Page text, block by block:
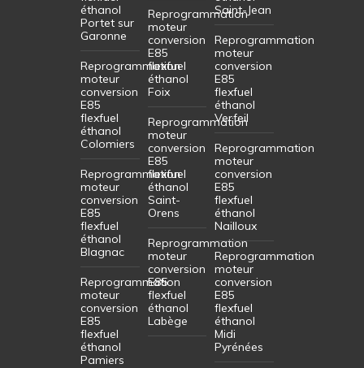
éthanol
Portet sur
Garonne
Reprogrammation
moteur
conversion
E85
flexfuel
éthanol
Colomiers
Reprogrammation
moteur
conversion
E85
flexfuel
éthanol
Blagnac
Reprogrammation
moteur
conversion
E85
flexfuel
éthanol
Pamiers
Reprogrammation
moteur
conversion
E85
flexfuel
éthanol
Foix
Reprogrammation
moteur
conversion
E85
flexfuel
éthanol
Saint-
Orens
Reprogrammation
moteur
conversion
E85
flexfuel
éthanol
Labège
Saint-Jean
Reprogrammation
moteur
conversion
E85
flexfuel
éthanol
Verfeil
Reprogrammation
moteur
conversion
E85
flexfuel
éthanol
Nailloux
Reprogrammation
moteur
conversion
E85
flexfuel
éthanol
Midi
Pyrénées